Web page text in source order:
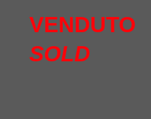
VENDUTO
SOLD